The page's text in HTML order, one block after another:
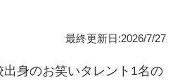
最終更新日:2026/7/27
出身のお笑いタレント1名の